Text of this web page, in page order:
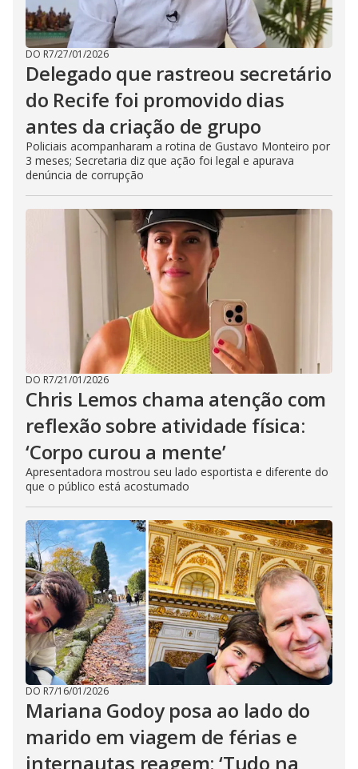
DO R7/27/01/2026
Delegado que rastreou secretário
do Recife foi promovido dias
antes da criação de grupo
Policiais acompanharam a rotina de Gustavo Monteiro por
3 meses; Secretaria diz que ação foi legal e apurava
denúncia de corrupção
DO R7/21/01/2026
Chris Lemos chama atenção com
reflexão sobre atividade física:
‘Corpo curou a mente’
Apresentadora mostrou seu lado esportista e diferente do
que o público está acostumado
DO R7/16/01/2026
Mariana Godoy posa ao lado do
marido em viagem de férias e
internautas reagem: ‘Tudo na